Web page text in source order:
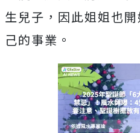
生兒子，因此姐姐也
己的事業。